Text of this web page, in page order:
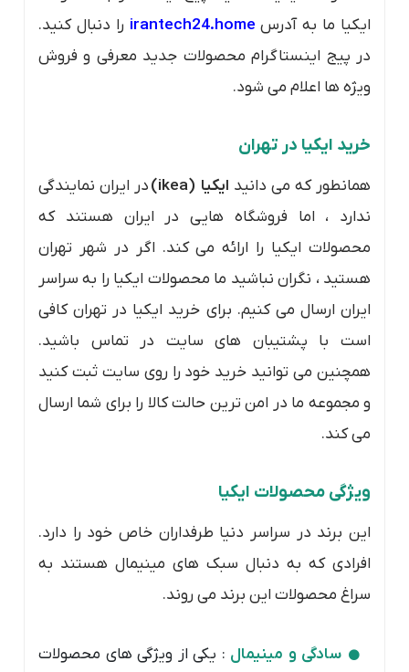
ایکیا ما به آدرس irantech24.home را دنبال کنید.
در پیج اینستاگرام محصولات جدید معرفی و فروش
ویژه ها اعلام می شود.
خرید ایکیا در تهران
همانطور که می دانید ایکیا (ikea)
در ایران نمایندگی
ندارد ، اما فروشگاه هایی در ایران هستند که
محصولات ایکیا را ارائه می کند. اگر در شهر تهران
هستید ، نگران نباشید ما محصولات ایکیا را به سراسر
ایران ارسال می کنیم. برای خرید ایکیا در تهران کافی
است با پشتیبان های سایت در تماس باشید.
همچنین می توانید خرید خود را روی سایت ثبت کنید
و مجموعه ما در امن ترین حالت کالا را برای شما ارسال
می کند.
ویژگی محصولات ایکیا
این برند در سراسر دنیا طرفداران خاص خود را دارد.
افرادی که به دنبال سبک های مینیمال هستند به
سراغ محصولات این برند می روند.
سادگی و مینیمال : یکی از ویژگی های محصولات